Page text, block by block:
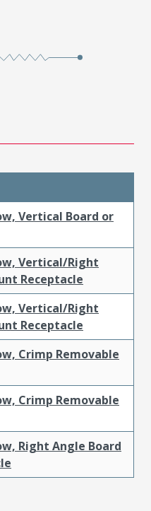
Vertical Board or
Vertical/Right
Receptacle
Vertical/Right
Receptacle
Crimp Removable
Crimp Removable
Right Angle Board